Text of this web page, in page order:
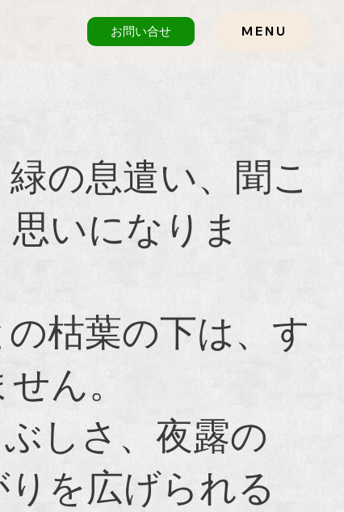
お問い合せ MENU
の息遣い、聞こ
いになりま
枯葉の下は、す
ん。
しさ、夜露の
を広げられる